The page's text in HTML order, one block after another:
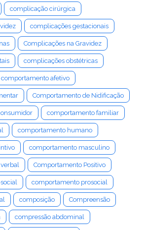
complicação cirúrgica
complicações gestacionais
Complicações na Gravidez
complicações obstétricas
comportamento afetivo
Comportamento de Nidificação
comportamento familiar
comportamento humano
comportamento masculino
Comportamento Positivo
comportamento prosocial
composição Compreensão
compressão abdominal